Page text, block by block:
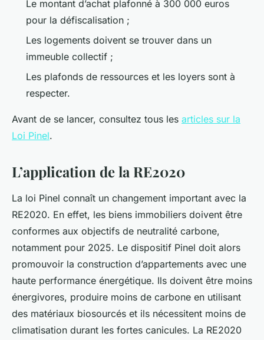
Le montant d’achat plafonné à 300 000 euros
pour la défiscalisation ;
Les logements doivent se trouver dans un
immeuble collectif ;
Les plafonds de ressources et les loyers sont à
respecter.
Avant de se lancer, consultez tous les articles sur la
Loi Pinel.
L’application de la RE2020
La loi Pinel connaît un changement important avec la
RE2020. En effet, les biens immobiliers doivent être
conformes aux objectifs de neutralité carbone,
notamment pour 2025. Le dispositif Pinel doit alors
promouvoir la construction d’appartements avec une
haute performance énergétique. Ils doivent être moins
énergivores, produire moins de carbone en utilisant
des matériaux biosourcés et ils nécessitent moins de
climatisation durant les fortes canicules. La RE2020